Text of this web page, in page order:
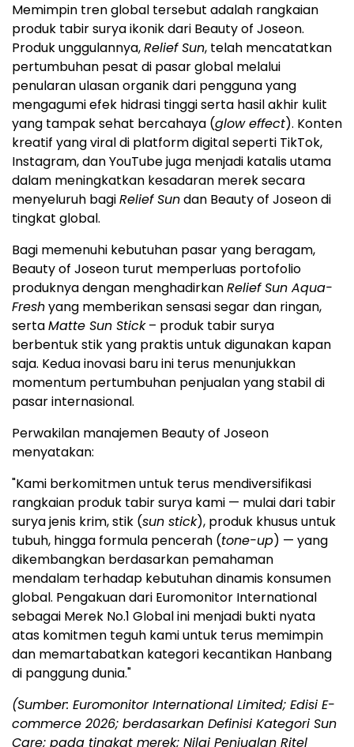
Memimpin tren global tersebut adalah rangkaian
produk tabir surya ikonik dari Beauty of Joseon.
Produk unggulannya,Relief Sun, telah mencatatkan
pertumbuhan pesat di pasar global melalui
penularan ulasan organik dari pengguna yang
mengagumi efek hidrasi tinggi serta hasil akhir kulit
yang tampak sehat bercahaya (glow effect). Konten
kreatif yang viral di platform digital seperti TikTok,
Instagram, dan YouTube juga menjadi katalis utama
dalam meningkatkan kesadaran merek secara
menyeluruh bagiRelief Sundan Beauty of Joseon di
tingkat global.
Bagi memenuhi kebutuhan pasar yang beragam,
Beauty of Joseon turut memperluas portofolio
produknya dengan menghadirkanRelief Sun Aqua-
Freshyang memberikan sensasi segar dan ringan,
sertaMatte Sun Stick– produk tabir surya
berbentuk stik yang praktis untuk digunakan kapan
saja. Kedua inovasi baru ini terus menunjukkan
momentum pertumbuhan penjualan yang stabil di
pasar internasional.
Perwakilan manajemen Beauty of Joseon
menyatakan:
"Kami berkomitmen untuk terus mendiversifikasi
rangkaian produk tabir surya kami — mulai dari tabir
surya jenis krim, stik (sun stick), produk khusus untuk
tubuh, hingga formula pencerah (tone-up) — yang
dikembangkan berdasarkan pemahaman
mendalam terhadap kebutuhan dinamis konsumen
global. Pengakuan dari Euromonitor International
sebagai Merek No.1 Global ini menjadi bukti nyata
atas komitmen teguh kami untuk terus memimpin
dan memartabatkan kategori kecantikan Hanbang
di panggung dunia."
(Sumber: Euromonitor International Limited; Edisi E-
commerce 2026; berdasarkan Definisi Kategori Sun
Care; pada tingkat merek; Nilai Penjualan Ritel